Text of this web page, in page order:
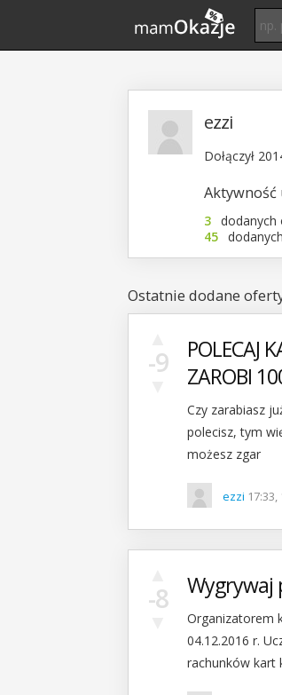
ezzi
Dołączył
Aktywność
3 dodanych
45
Ostatnie dodane
-9
POLECAJ
ZAROBI
Czy zarabiasz
polecisz, tym
możesz zgar
ezzi 17:33,
-8 Wygrywaj
Organizatorem
04.12.2016 r.
rachunków kart